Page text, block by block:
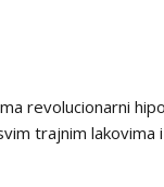
revolucionarni
trajnim lakovima